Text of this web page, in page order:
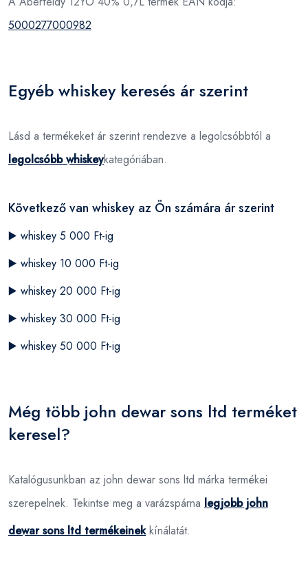
5000277000982
Egyéb whiskey keresés ár szerint
Lásd a termékeket ár szerint rendezve a legolcsóbbtól a
legolcsóbb whiskeykategóriában.
Következő van whiskey az Ön számára ár szerint
▶️ whiskey 5 000 Ft-ig
▶️ whiskey 10 000 Ft-ig
▶️ whiskey 20 000 Ft-ig
▶️ whiskey 30 000 Ft-ig
▶️ whiskey 50 000 Ft-ig
Még több john dewar sons ltd terméket
keresel?
Katalógusunkban az john dewar sons ltd márka termékei
szerepelnek. Tekintse meg a varázspárna legjobb john
dewar sons ltd termékeinekkínálatát.